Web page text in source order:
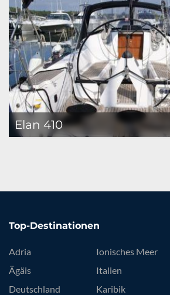
Elan 410
Top-Destinationen
Adria
Ägäis
Deutschland
Ionisches Meer
Italien
Karibik